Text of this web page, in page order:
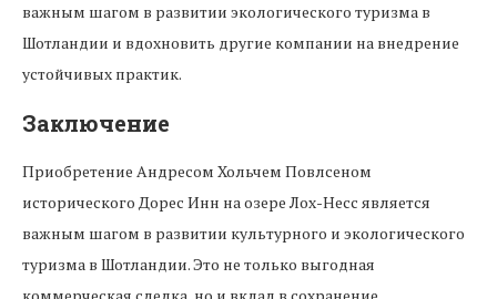
важным шагом в развитии экологического туризма в
Шотландии и вдохновить другие компании на внедрение
устойчивых практик.
Заключение
Приобретение Андресом Хольчем Повлсеном
исторического Дорес Инн на озере Лох-Несс является
важным шагом в развитии культурного и экологического
туризма в Шотландии. Это не только выгодная